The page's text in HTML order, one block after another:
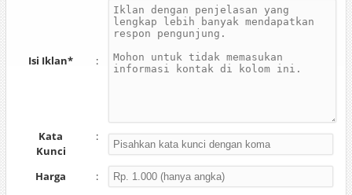
Isi Iklan* :
Kata
Kunci
:
Harga :